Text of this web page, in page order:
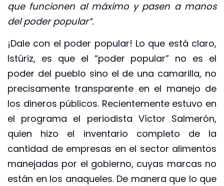
que funcionen al máximo y pasen a manos
del poder popular”.
¡Dale con el poder popular! Lo que está claro,
Istúriz, es que el “poder popular” no es el
poder del pueblo sino el de una camarilla, no
precisamente transparente en el manejo de
los dineros públicos. Recientemente estuvo en
el programa el periodista Víctor Salmerón,
quien hizo el inventario completo de la
cantidad de empresas en el sector alimentos
manejadas por el gobierno, cuyas marcas no
están en los anaqueles. De manera que lo que